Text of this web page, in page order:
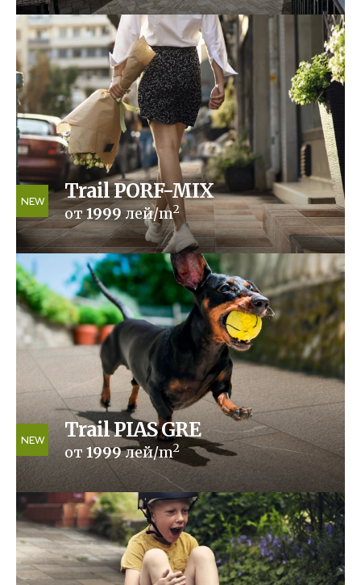
Trail PORF-MIX
от1999лей/m2
NEW
Trail PIAS GRE
от 1999лей/m2
NEW